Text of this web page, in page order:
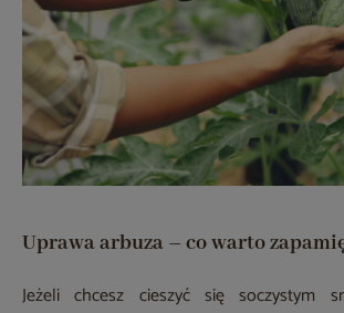
Uprawa arbuza – co warto
Jeżeli chcesz cieszyć się soczystym